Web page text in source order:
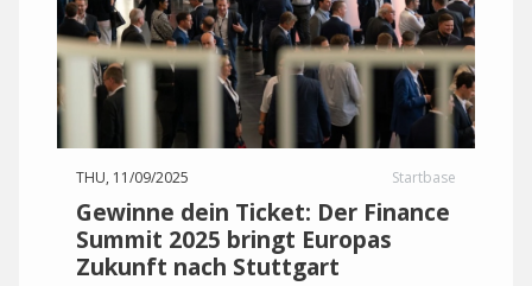
THU, 11/09/2025 Startbase
Gewinne dein Ticket: Der Finance
Summit 2025 bringt Europas
Zukunft nach Stuttgart